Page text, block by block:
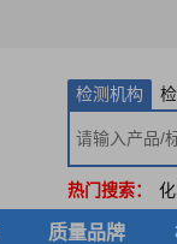
检测机构
热门搜索：
质量品牌